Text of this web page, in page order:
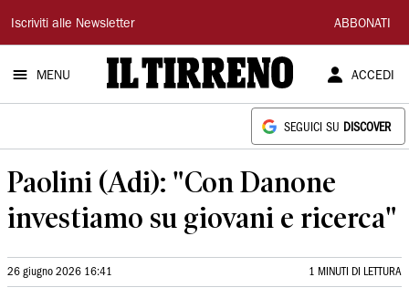
Il
Tirreno
Iscriviti alle Newsletter ABBONATI
MENU ACCEDI
SEGUICI SU DISCOVER
Paolini (Adi): "Con Danone
investiamo su giovani e ricerca"
26 giugno 2026 16:41 1 MINUTI DI LETTURA